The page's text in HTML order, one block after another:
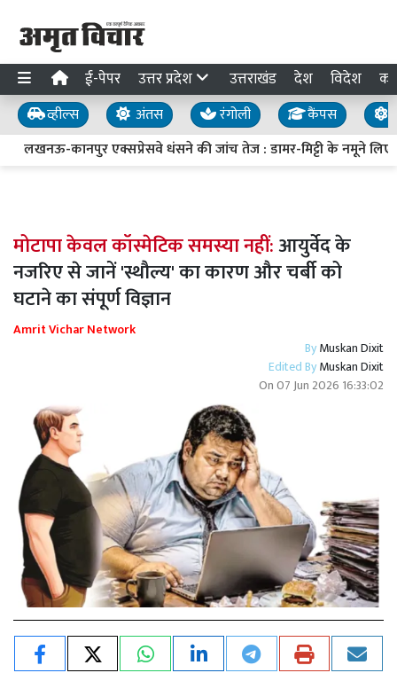
ई-पेपर उत्तर प्रदेश उत्तराखंड देश विदेश
व्हील्स अंतस रंगोली कैंपस
लखनऊ-कानपुर एक्सप्रेसवे धंसने की जांच तेज : डामर-मिट्टी के नमूने लिए,
मोटापा केवल कॉस्मेटिक समस्या नहीं:आयुर्वेद के
नजरिए से जानें 'स्थौल्य' का कारण और चर्बी को
घटाने का संपूर्ण विज्ञान
Amrit Vichar Network
ByMuskan Dixit
Edited ByMuskan Dixit
On07 Jun 2026 16:33:02